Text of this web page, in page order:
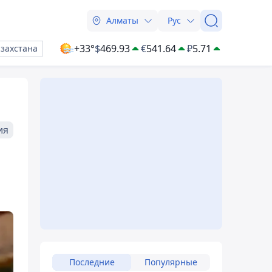
Алматы Рус
+33°$469.93 €541.64 ₽5.71
Последние Популярные